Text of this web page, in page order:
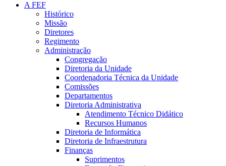
A FEF
Histórico
Missão
Diretores
Regimento
Administração
Congregação
Diretoria da Unidade
Coordenadoria Técnica da Unidade
Comissões
Departamentos
Diretoria Administrativa
Atendimento Técnico Didático
Recursos Humanos
Diretoria de Informática
Diretoria de Infraestrutura
Finanças
Suprimentos